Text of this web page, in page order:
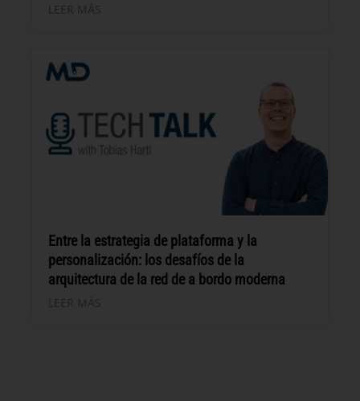
Entre la estrategia de plataforma y la
personalización: los desafíos de la
arquitectura de la red de a bordo moderna